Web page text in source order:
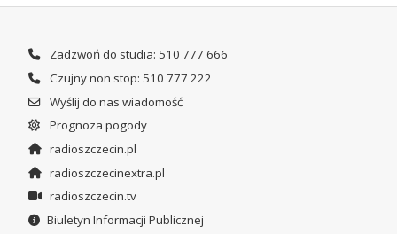
Zadzwoń do studia: 510 777 666
Czujny non stop: 510 777 222
Wyślij do nas wiadomość
Prognoza pogody
radioszczecin.pl
radioszczecinextra.pl
radioszczecin.tv
Biuletyn Informacji Publicznej